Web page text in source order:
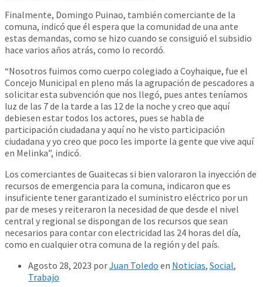
Finalmente, Domingo Puinao, también comerciante de la
comuna, indicó que él espera que la comunidad de una ante
estas demandas, como se hizo cuando se consiguió el subsidio
hace varios años atrás, como lo recordó.
“Nosotros fuimos como cuerpo colegiado a Coyhaique, fue el
Concejo Municipal en pleno más la agrupación de pescadores a
solicitar esta subvención que nos llegó, pues antes teníamos
luz de las 7 de la tarde a las 12 de la noche y creo que aquí
debiesen estar todos los actores, pues se habla de
participación ciudadana y aquí no he visto participación
ciudadana y yo creo que poco les importe la gente que vive aquí
en Melinka”, indicó.
Los comerciantes de Guaitecas si bien valoraron la inyección de
recursos de emergencia para la comuna, indicaron que es
insuficiente tener garantizado el suministro eléctrico por un
par de meses y reiteraron la necesidad de que desde el nivel
central y regional se dispongan de los recursos que sean
necesarios para contar con electricidad las 24 horas del día,
como en cualquier otra comuna de la región y del país.
Agosto 28, 2023 porJuan Toledo en Noticias, Social,
Trabajo